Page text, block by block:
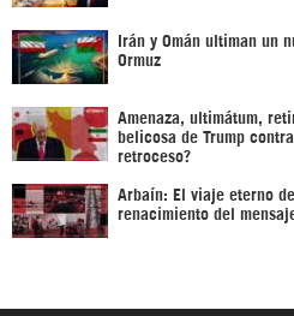
Irán y Omán ultiman un
Ormuz
Amenaza, ultimátum,
belicosa de Trump
retroceso?
Arbaín: El viaje eterno
renacimiento del